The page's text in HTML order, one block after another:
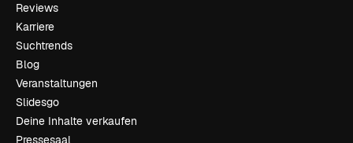
Reviews
Karriere
Suchtrends
Blog
Veranstaltungen
Slidesgo
Deine Inhalte verkaufen
Pressesaal